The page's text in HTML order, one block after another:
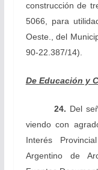
construcción de
5066, para
Oeste., del
90-22.387/14).
De Educación y
24. Del
viendo con
Interés
Argentino de